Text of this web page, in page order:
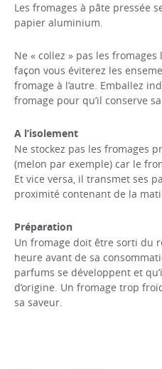
Les fromages à pâte pressée
papier aluminium.
Ne « collez » pas les
façon vous éviterez les
fromage à l’autre. Emballez
fromage pour qu’il conserve
A l’isolement
Ne stockez pas les fromages
(melon par exemple) car le
Et vice versa, il transmet ses
proximité contenant de la
Préparation
Un fromage doit être sorti du
heure avant de sa
parfums se développent et
d’origine. Un fromage trop
sa saveur.